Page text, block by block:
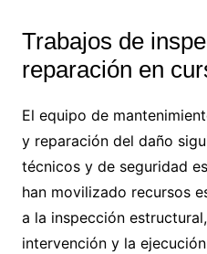
Trabajos de
reparación en
El equipo de
y reparación del daño
técnicos y de seguridad
han movilizado recursos
a la inspección
intervención y la